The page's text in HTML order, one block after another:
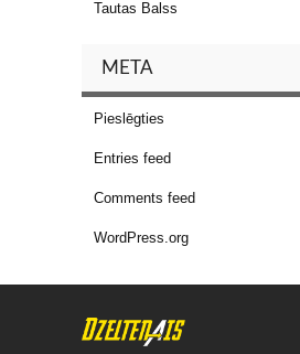
Tautas Balss
META
Pieslēgties
Entries feed
Comments feed
WordPress.org